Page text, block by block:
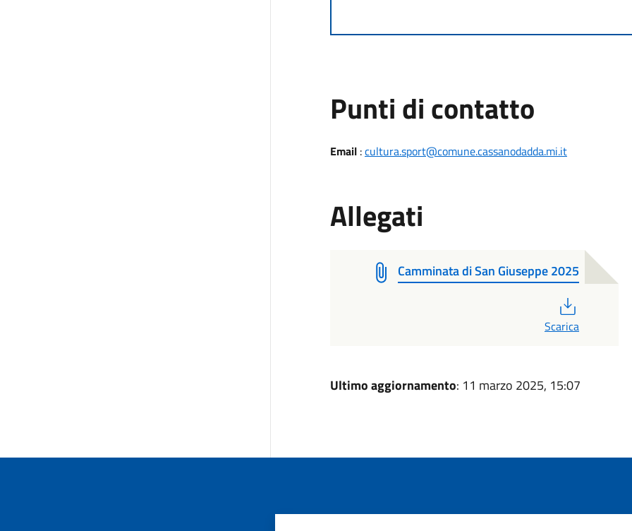
Punti di contatto
Email:cultura.sport@comune.cassanodadda.mi.it
Allegati
Camminata di San Giuseppe 2025
Scarica
Ultimo aggiornamento: 11 marzo 2025, 15:07